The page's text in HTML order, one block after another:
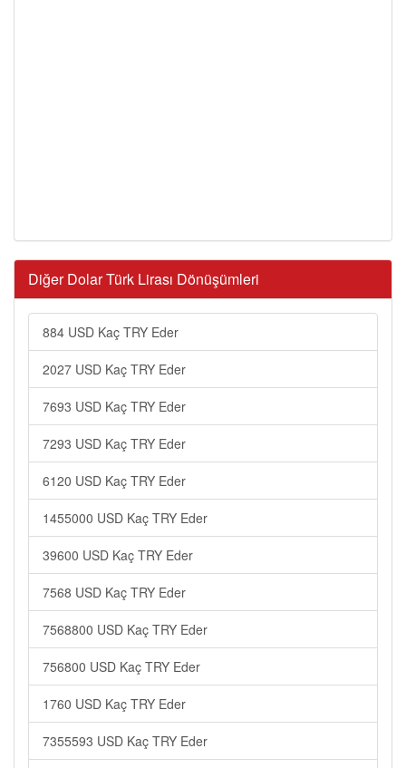
Diğer Dolar Türk Lirası Dönüşümleri
884 USD Kaç TRY Eder
2027 USD Kaç TRY Eder
7693 USD Kaç TRY Eder
7293 USD Kaç TRY Eder
6120 USD Kaç TRY Eder
1455000 USD Kaç TRY Eder
39600 USD Kaç TRY Eder
7568 USD Kaç TRY Eder
7568800 USD Kaç TRY Eder
756800 USD Kaç TRY Eder
1760 USD Kaç TRY Eder
7355593 USD Kaç TRY Eder